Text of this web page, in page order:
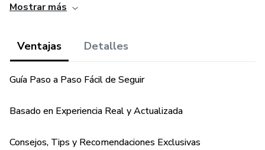
Mostrar más
Ventajas Detalles
Guía Paso a Paso Fácil de Seguir
Basado en Experiencia Real y Actualizada
Consejos, Tips y Recomendaciones Exclusivas